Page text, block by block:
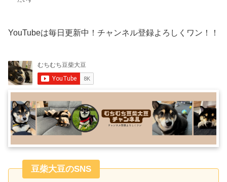
YouTubeは毎日更新中！チャンネル登録よろしくワン！！
豆柴大豆のSNS